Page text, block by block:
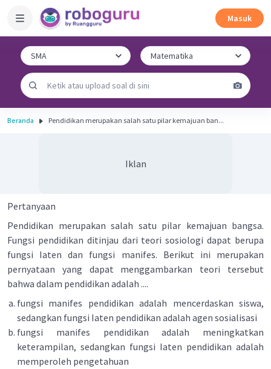
Masuk
Beranda Pendidikan merupakan salah satu pilar kemajuan ban...
Iklan
Pertanyaan
Pendidikan merupakan salah satu pilar kemajuan bangsa.
Fungsi pendidikan ditinjau dari teori sosiologi dapat berupa
fungsi Iaten dan fungsi manifes. Berikut ini merupakan
pernyataan yang dapat menggambarkan teori tersebut
bahwa dalam pendidikan adalah ....
fungsi manifes pendidikan adalah mencerdaskan siswa,
sedangkan fungsi Iaten pendidikan adalah agen sosialisasi
fungsi manifes pendidikan adalah meningkatkan
keterampilan, sedangkan fungsi Iaten pendidikan adalah
memperoleh pengetahuan